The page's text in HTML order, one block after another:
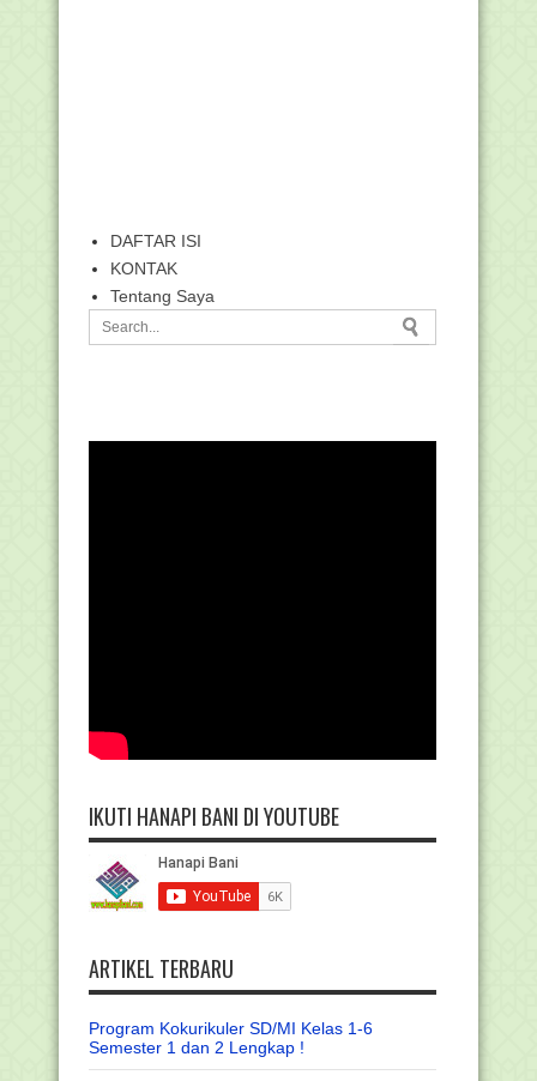
DAFTAR ISI
KONTAK
Tentang Saya
IKUTI HANAPI BANI DI YOUTUBE
ARTIKEL TERBARU
Program Kokurikuler SD/MI Kelas 1-6
Semester 1 dan 2 Lengkap !